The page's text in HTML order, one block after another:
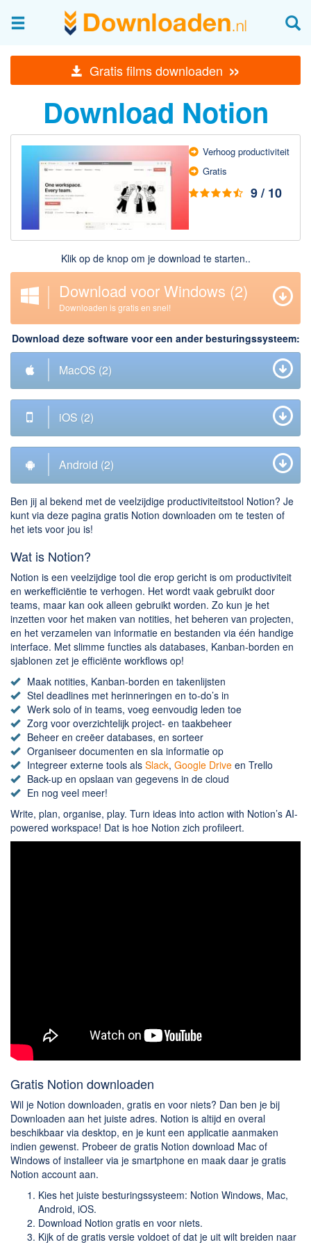
Gratis films downloaden »
Afbeeldingen & fotografie
Beheren en bekijken
Afbeelding & foto bewerken
Audio & Video
Branden en Rippen
Media streamen
Mediaspeler
Opnemen Audio en Video
Video bewerken
Downloaden
BitTorrent Clients
Nieuwslezers (Downloaden via usenet)
Onderhoud & Veiligheid
Computer opschonen
Veilig online
Productiviteit
Adresboek en contacten
Planning en organisatie
Tekst en Administratie
Overige
Algemeen
Chatten en bellen
Dating apps
Parkeer apps
Rar en Zip (Compressie - Unzip)
Shopping
Spelletjes en Games
Webbrowsers
Download Notion
Verhoog produc­tiviteit
Gratis
9 / 10
Klik op de knop om je download te starten..
Download voor Windows (2)
Downloaden is gratis en snel!
Download deze software voor een ander besturingssysteem:
MacOS (2)
iOS (2)
Android (2)
Ben jij al bekend met de veelzijdige productiviteitstool Notion? Je
kunt via deze pagina gratis Notion downloaden om te testen of
het iets voor jou is!
Wat is Notion?
Notion is een veelzijdige tool die erop gericht is om productiviteit
en werkefficiëntie te verhogen. Het wordt vaak gebruikt door
teams, maar kan ook alleen gebruikt worden. Zo kun je het
inzetten voor het maken van notities, het beheren van projecten,
en het verzamelen van informatie en bestanden via één handige
interface. Met slimme functies als databases, Kanban-borden en
sjablonen zet je efficiënte workflows op!
Maak notities, Kanban-borden en takenlijsten
Stel deadlines met herinneringen en to-do’s in
Werk solo of in teams, voeg eenvoudig leden toe
Zorg voor overzichtelijk project- en taakbeheer
Beheer en creëer databases, en sorteer
Organiseer documenten en sla informatie op
Integreer externe tools als Slack, Google Drive en Trello
Back-up en opslaan van gegevens in de cloud
En nog veel meer!
Write, plan, organise, play. Turn ideas into action with Notion’s AI-
powered workspace! Dat is hoe Notion zich profileert.
Gratis Notion downloaden
Wil je Notion downloaden, gratis en voor niets? Dan ben je bij
Downloaden aan het juiste adres. Notion is altijd en overal
beschikbaar via desktop, en je kunt een applicatie aanmaken
indien gewenst. Probeer de gratis Notion download Mac of
Windows of installeer via je smartphone en maak daar je gratis
Notion account aan.
Kies het juiste besturingssysteem: Notion Windows, Mac,
Android, iOS.
Download Notion gratis en voor niets.
Kijk of de gratis versie voldoet of dat je uit wilt breiden naar